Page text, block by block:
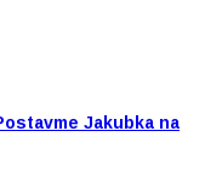
Jakubka na